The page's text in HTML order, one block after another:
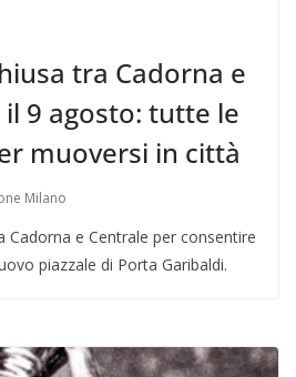
tra Cadorna e
il 9 agosto: tutte le
muoversi in città
Milano
Cadorna e Centrale per consentire
piazzale di Porta Garibaldi.